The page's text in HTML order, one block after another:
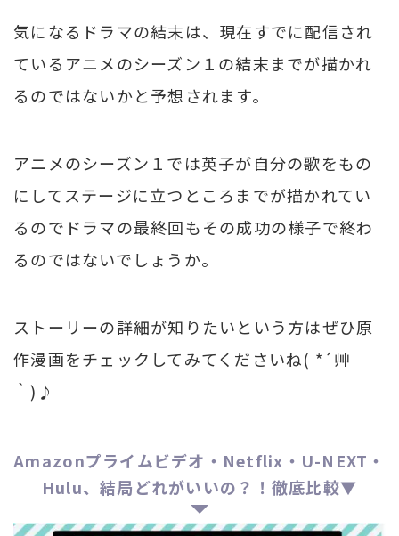
気になるドラマの結末は、現在すでに配信され
ているアニメのシーズン１の結末までが描かれ
るのではないかと予想されます。
アニメのシーズン１では英子が自分の歌をもの
にしてステージに立つところまでが描かれてい
るのでドラマの最終回もその成功の様子で終わ
るのではないでしょうか。
ストーリーの詳細が知りたいという方はぜひ原
作漫画をチェックしてみてくださいね( *´艸
｀)♪
Amazonプライムビデオ・Netflix・U-NEXT・
Hulu、結局どれがいいの？！徹底比較▼